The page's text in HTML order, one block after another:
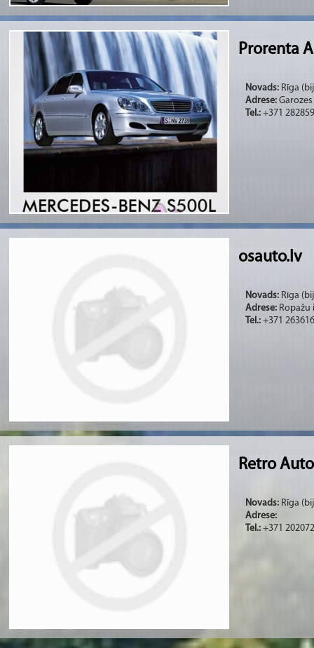
Prorenta
Novads: Rīga
Adrese:
Tel.: +371
osauto.lv
Novads: Rīga
Adrese: Ropažu
Tel.: +371
Retro
Novads: Rīga
Adrese:
Tel.: +371